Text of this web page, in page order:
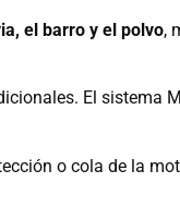
el barro y el polvo,
El sistema
o cola de la